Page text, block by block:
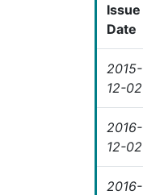
Issue
Date
2015-
12-02
2016-
12-02
2016-